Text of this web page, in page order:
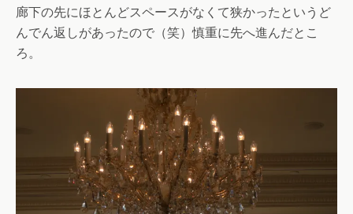
廊下の先にほとんどスペースがなくて狭かったというど
んでん返しがあったので（笑）慎重に先へ進んだとこ
ろ。